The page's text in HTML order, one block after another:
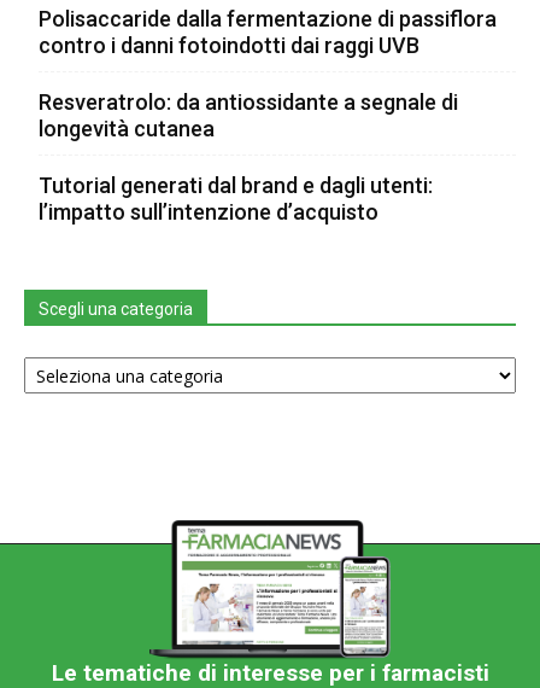
Polisaccaride dalla fermentazione di passiflora
contro i danni fotoindotti dai raggi UVB
Resveratrolo: da antiossidante a segnale di
longevità cutanea
Tutorial generati dal brand e dagli utenti:
l’impatto sull’intenzione d’acquisto
Scegli una categoria
Scegli
una
Le tematiche di interesse per i farmacisti